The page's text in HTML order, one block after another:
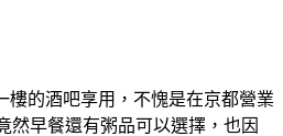
樓的酒吧享用，不愧是在京都營業
然早餐還有粥品可以選擇，也因